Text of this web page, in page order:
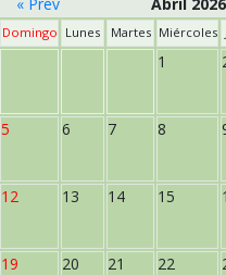
Domingo Lunes Martes Miércoles
1
5 6 7 8
12 13 14 15
19 20 21 22